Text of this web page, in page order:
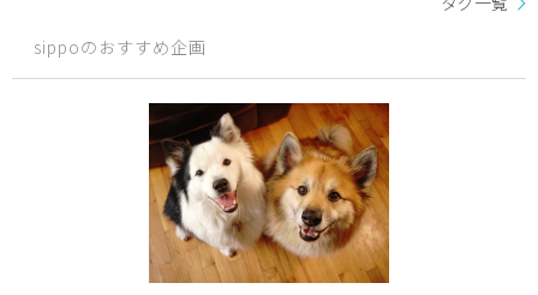
sippoのおすすめ企画